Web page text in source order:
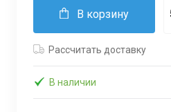
В корзину
Рассчитать доставку
В наличии